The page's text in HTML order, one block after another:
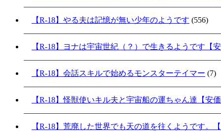
【R-18】やる夫は記憶が無い少年のようです (556)
【R-18】ヨナは宇宙世紀（？）で生きるようです【
【R-18】会話スキルで始めるモンスターテイマー (7)
【R-18】怪獣使いキル夫と宇宙船の運ちゃん達【安
【R-18】荒廃した世界でも天の道を往くようです。